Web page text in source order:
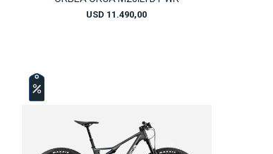
USD 11.490,00